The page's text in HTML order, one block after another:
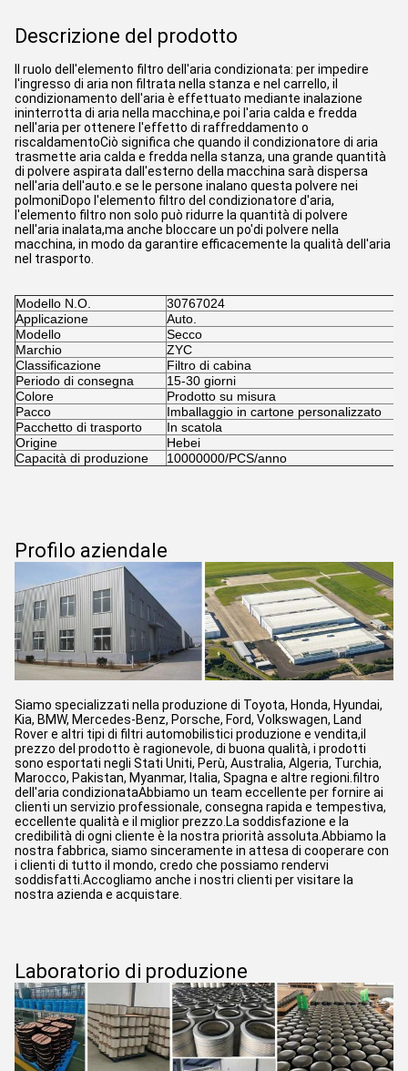
Descrizione del prodotto
Il ruolo dell'elemento filtro dell'aria condizionata: per impedire
l'ingresso di aria non filtrata nella stanza e nel carrello, il
condizionamento dell'aria è effettuato mediante inalazione
ininterrotta di aria nella macchina,e poi l'aria calda e fredda
nell'aria per ottenere l'effetto di raffreddamento o
riscaldamentoCiò significa che quando il condizionatore di aria
trasmette aria calda e fredda nella stanza, una grande quantità
di polvere aspirata dall'esterno della macchina sarà dispersa
nell'aria dell'auto.e se le persone inalano questa polvere nei
polmoniDopo l'elemento filtro del condizionatore d'aria,
l'elemento filtro non solo può ridurre la quantità di polvere
nell'aria inalata,ma anche bloccare un po'di polvere nella
macchina, in modo da garantire efficacemente la qualità dell'aria
nel trasporto.
Modello N.O.
30767024
Applicazione
Auto.
Modello
Secco
Marchio
ZYC
Classificazione
Filtro di cabina
Periodo di consegna
15-30 giorni
Colore
Prodotto su misura
Pacco
Imballaggio in cartone personalizzato
Pacchetto di trasporto
In scatola
Origine
Hebei
Capacità di produzione
10000000/PCS/anno
Profilo aziendale
Siamo specializzati nella produzione di Toyota, Honda, Hyundai,
Kia, BMW, Mercedes-Benz, Porsche, Ford, Volkswagen, Land
Rover e altri tipi di filtri automobilistici produzione e vendita,il
prezzo del prodotto è ragionevole, di buona qualità, i prodotti
sono esportati negli Stati Uniti, Perù, Australia, Algeria, Turchia,
Marocco, Pakistan, Myanmar, Italia, Spagna e altre regioni.filtro
dell'aria condizionataAbbiamo un team eccellente per fornire ai
clienti un servizio professionale, consegna rapida e tempestiva,
eccellente qualità e il miglior prezzo.La soddisfazione e la
credibilità di ogni cliente è la nostra priorità assoluta.Abbiamo la
nostra fabbrica, siamo sinceramente in attesa di cooperare con
i clienti di tutto il mondo, credo che possiamo rendervi
soddisfatti.Accogliamo anche i nostri clienti per visitare la
nostra azienda e acquistare.
Laboratorio di produzione